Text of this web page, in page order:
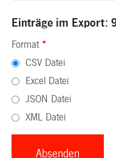
Einträge im Export:
Format *
CSV Datei
Excel Datei
JSON Datei
XML Datei